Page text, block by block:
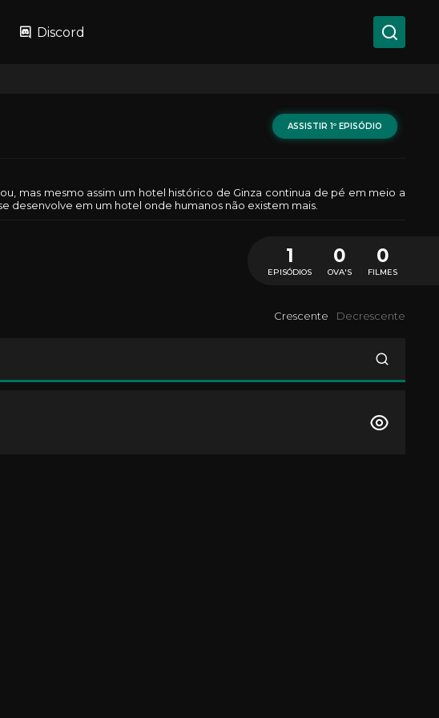
Discord
ASSISTIR 1º EPISÓDIO
mas mesmo assim um hotel histórico de Ginza continua de pé em meio a
desenvolve em um hotel onde humanos não existem mais.
1
EPISÓDIOS
0
OVA'S
0
FILMES
Crescente Decrescente